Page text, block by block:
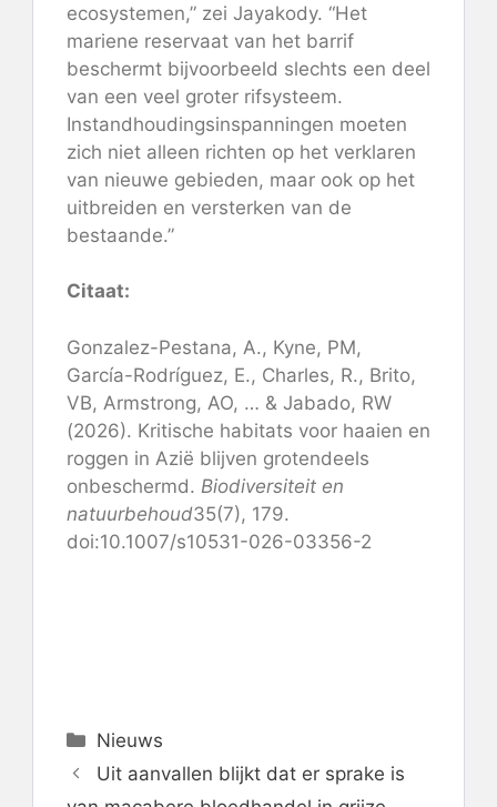
ecosystemen,” zei Jayakody. “Het
mariene reservaat van het barrif
beschermt bijvoorbeeld slechts een deel
van een veel groter rifsysteem.
Instandhoudingsinspanningen moeten
zich niet alleen richten op het verklaren
van nieuwe gebieden, maar ook op het
uitbreiden en versterken van de
bestaande.”
Citaat:
Gonzalez-Pestana, A., Kyne, PM,
García-Rodríguez, E., Charles, R., Brito,
VB, Armstrong, AO, … & Jabado, RW
(2026). Kritische habitats voor haaien en
roggen in Azië blijven grotendeels
onbeschermd. Biodiversiteit en
natuurbehoud35(7), 179.
doi:10.1007/s10531-026-03356-2
Categorieën
Nieuws
Uit aanvallen blijkt dat er sprake is